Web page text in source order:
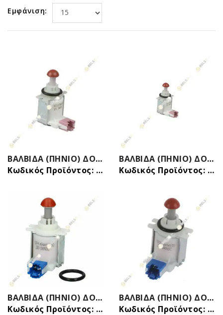
Εμφάνιση:
ΒΑΛΒΙΔΑ (ΠΗΝΙΟ) ΔΟΧΕΙΟΥ ΝΕΡΟΥ (ΛΑΒΥΡΙΝΘΟΥ) ΠΛΥΝΤΗΡΙΟY ΠΙΑΤΩΝ SIEMENS BOSCH 00611316
Κωδικός Προϊόντος: 31036412B
ΒΑΛΒΙΔΑ (ΠΗΝΙΟ) ΔΟΧΕΙΟΥ ΝΕΡΟΥ (ΛΑΒΥΡΙΝΘΟΥ) ΠΛΥΝΤΗΡΙΟY ΠΙΑΤΩΝ SIEMENS BOSCH 00611316 ORIGINAL
Κωδικός Προϊόντος: 31036412
ΒΑΛΒΙΔΑ (ΠΗΝΙΟ) ΔΟΧΕΙΟΥ ΝΕΡΟΥ ΠΛΥΝΤΗΡΙΟY ΠΙΑΤΩΝ SIEMENS BOSCH 00631199 11033896 ORIGINAL
Κωδικός Προϊόντος: 31036414
ΒΑΛΒΙΔΑ (ΠΗΝΙΟ) ΔΟΧΕΙΟΥ ΝΕΡΟΥ ΠΛΥΝΤΗΡΙΟY ΠΙΑΤΩΝ ΤΥΠΟΥ SIEMENS BOSCH 00631199 11033896
Κωδικός Προϊόντος: 31036414B